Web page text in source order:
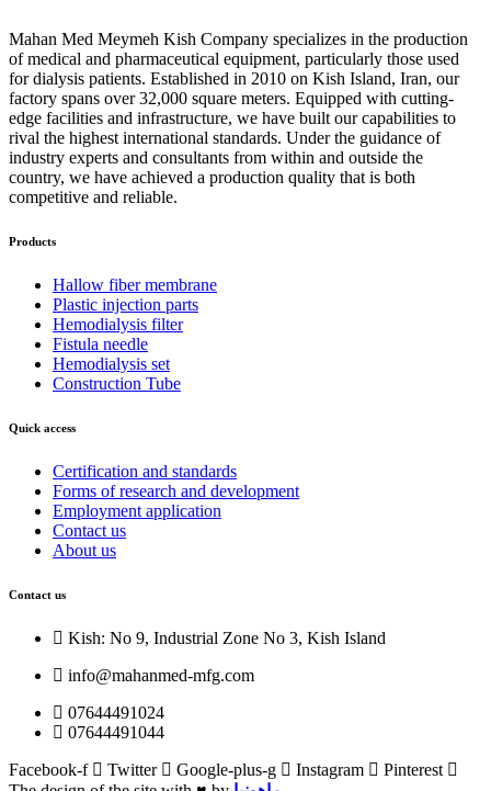
Mahan Med Meymeh Kish Company specializes in the production
of medical and pharmaceutical equipment, particularly those used
for dialysis patients. Established in 2010 on Kish Island, Iran, our
factory spans over 32,000 square meters. Equipped with cutting-
edge facilities and infrastructure, we have built our capabilities to
rival the highest international standards. Under the guidance of
industry experts and consultants from within and outside the
country, we have achieved a production quality that is both
competitive and reliable.
Products
Hallow fiber membrane
Plastic injection parts
Hemodialysis filter
Fistula needle
Hemodialysis set
Construction Tube
Quick access
Certification and standards
Forms of research and development
Employment application
Contact us
About us
Contact us
Kish: No 9, Industrial Zone No 3, Kish Island
info@mahanmed-mfg.com
07644491024
07644491044
Facebook-f
Twitter Google-plus-g Instagram
Pinterest